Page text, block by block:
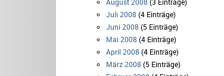
Juli 2008 (4 Einträge)
Juni 2008 (5 Einträge)
Mai 2008 (4 Einträge)
April 2008 (4 Einträge)
März 2008 (5 Einträge)